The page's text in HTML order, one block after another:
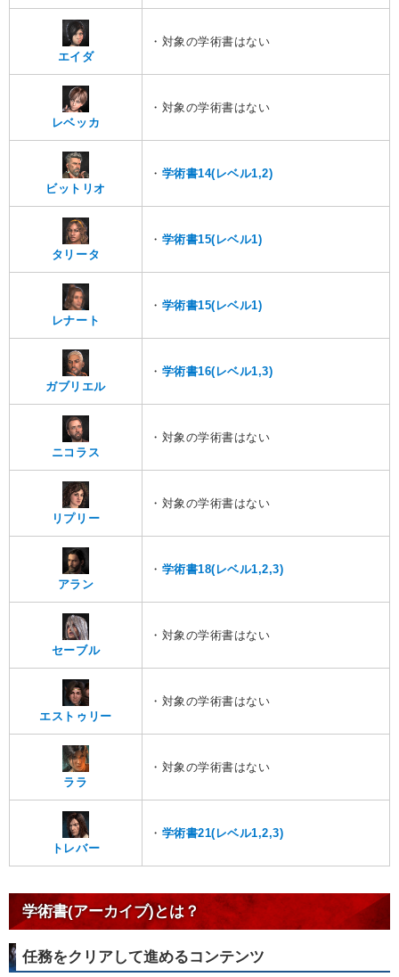
エイダ
・対象の学術書はない
レベッカ
・対象の学術書はない
ビットリオ
・ 学術書14(レベル1,2)
タリータ
・ 学術書15(レベル1)
レナート
・ 学術書15(レベル1)
ガブリエル
・ 学術書16(レベル1,3)
ニコラス
・対象の学術書はない
リプリー
・対象の学術書はない
アラン
・ 学術書18(レベル1,2,3)
セーブル
・対象の学術書はない
エストゥリー
・対象の学術書はない
ララ
・対象の学術書はない
トレバー
・ 学術書21(レベル1,2,3)
学術書(アーカイブ)とは？
任務をクリアして進めるコンテンツ